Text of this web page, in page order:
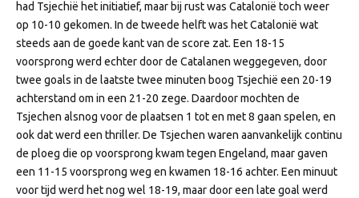
had Tsjechië het initiatief, maar bij rust was Catalonië toch weer
op 10-10 gekomen. In de tweede helft was het Catalonië wat
steeds aan de goede kant van de score zat. Een 18-15
voorsprong werd echter door de Catalanen weggegeven, door
twee goals in de laatste twee minuten boog Tsjechië een 20-19
achterstand om in een 21-20 zege. Daardoor mochten de
Tsjechen alsnog voor de plaatsen 1 tot en met 8 gaan spelen, en
ook dat werd een thriller. De Tsjechen waren aanvankelijk continu
de ploeg die op voorsprong kwam tegen Engeland, maar gaven
een 11-15 voorsprong weg en kwamen 18-16 achter. Een minuut
voor tijd werd het nog wel 18-19, maar door een late goal werd